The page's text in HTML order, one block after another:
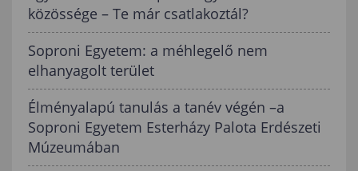
közössége – Te már csatlakoztál?
Soproni Egyetem: a méhlegelő nem
elhanyagolt terület
Élményalapú tanulás a tanév végén –a
Soproni Egyetem Esterházy Palota Erdészeti
Múzeumában